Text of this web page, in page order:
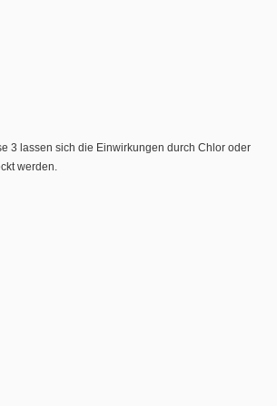
3 lassen sich die Einwirkungen durch Chlor oder
werden.